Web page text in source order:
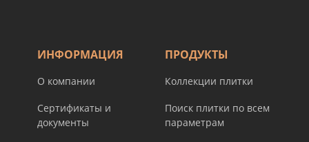
ИНФОРМАЦИЯ
О компании
Сертификаты и
документы
ПРОДУКТЫ
Коллекции плитки
Поиск плитки по всем
параметрам